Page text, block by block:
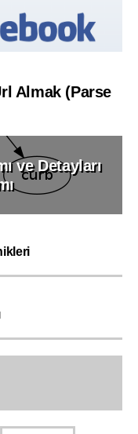
Almak (Parse
ve Detayları